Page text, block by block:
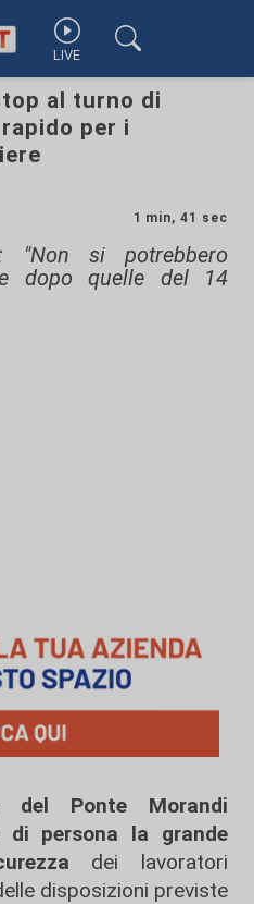
LIVE
al turno di
per i
1 min, 41 sec
"Non si potrebbero
dopo quelle del 14
del Ponte Morandi
di persona la grande
dei lavoratori
disposizioni previste